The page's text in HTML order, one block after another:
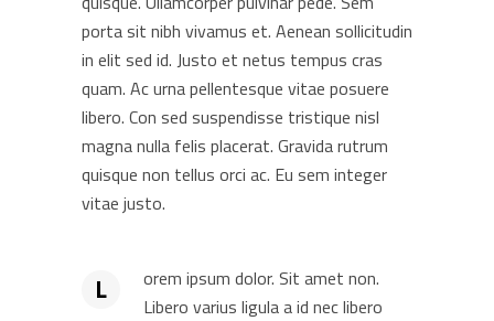
porta sit nibh vivamus et. Aenean sollicitudin
in elit sed id. Justo et netus tempus cras
quam. Ac urna pellentesque vitae posuere
libero. Con sed suspendisse tristique nisl
magna nulla felis placerat. Gravida rutrum
quisque non tellus orci ac. Eu sem integer
vitae justo.
L
orem ipsum dolor. Sit amet non.
Libero varius ligula a id nec libero